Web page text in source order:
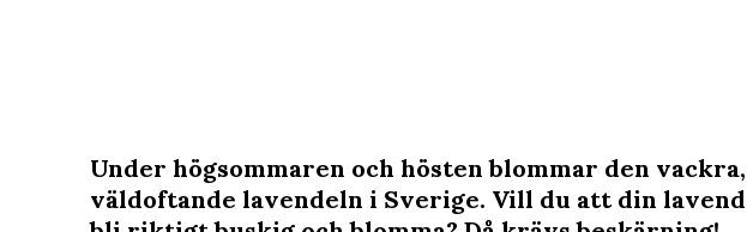
Under högsommaren och hösten blommar den vackra,
väldoftande lavendeln i Sverige. Vill du att din